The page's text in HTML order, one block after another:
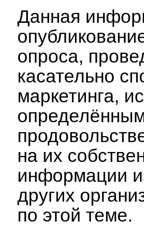
Данная
опроса,
касательно
маркетинга,
на их
информации
других
по этой теме.